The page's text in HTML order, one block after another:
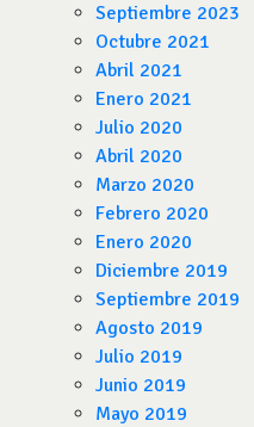
Septiembre 2023
Octubre 2021
Abril 2021
Enero 2021
Julio 2020
Abril 2020
Marzo 2020
Febrero 2020
Enero 2020
Diciembre 2019
Septiembre 2019
Agosto 2019
Julio 2019
Junio 2019
Mayo 2019